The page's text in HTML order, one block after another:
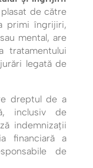
de către
primi îngrijiri,
mental, are
tratamentului
legată de
dreptul de a
inclusiv de
indemnizații
financiară a
de